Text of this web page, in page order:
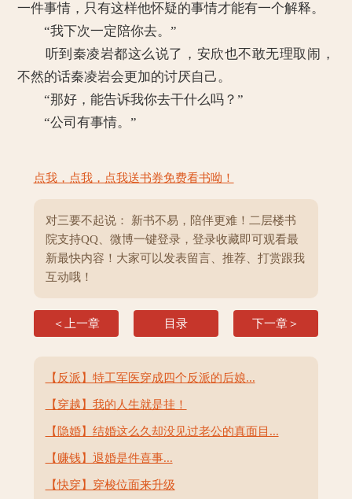
一件事情，只有这样他怀疑的事情才能有一个解释。
“我下次一定陪你去。”
听到秦凌岩都这么说了，安欣也不敢无理取闹，
不然的话秦凌岩会更加的讨厌自己。
“那好，能告诉我你去干什么吗？”
“公司有事情。”
点我，点我，点我送书券免费看书呦！
对三要不起说： 新书不易，陪伴更难！二层楼书
院支持QQ、微博一键登录，登录收藏即可观看最
新最快内容！大家可以发表留言、推荐、打赏跟我
互动哦！
＜上一章 目录 下一章＞
【反派】特工军医穿成四个反派的后娘...
【穿越】我的人生就是挂！
【隐婚】结婚这么久却没见过老公的真面目...
【赚钱】退婚是件喜事...
【快穿】穿梭位面来升级